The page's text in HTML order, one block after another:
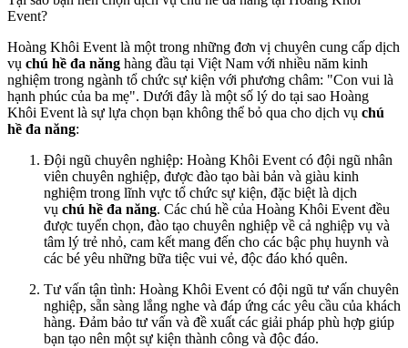
Event?
Hoàng Khôi Event là một trong những đơn vị chuyên cung cấp dịch
vụ chú hề đa năng hàng đầu tại Việt Nam với nhiều năm kinh
nghiệm trong ngành tổ chức sự kiện với phương châm: "Con vui là
hạnh phúc của ba mẹ". Dưới đây là một số lý do tại sao Hoàng
Khôi Event là sự lựa chọn bạn không thể bỏ qua cho dịch vụ chú
hề đa năng:
Đội ngũ chuyên nghiệp: Hoàng Khôi Event có đội ngũ nhân
viên chuyên nghiệp, được đào tạo bài bản và giàu kinh
nghiệm trong lĩnh vực tổ chức sự kiện, đặc biệt là dịch
vụ chú hề đa năng. Các chú hề của Hoàng Khôi Event đều
được tuyển chọn, đào tạo chuyên nghiệp về cả nghiệp vụ và
tâm lý trẻ nhỏ, cam kết mang đến cho các bậc phụ huynh và
các bé yêu những bữa tiệc vui vẻ, độc đáo khó quên.
Tư vấn tận tình: Hoàng Khôi Event có đội ngũ tư vấn chuyên
nghiệp, sẵn sàng lắng nghe và đáp ứng các yêu cầu của khách
hàng. Đảm bảo tư vấn và đề xuất các giải pháp phù hợp giúp
bạn tạo nên một sự kiện thành công và độc đáo.